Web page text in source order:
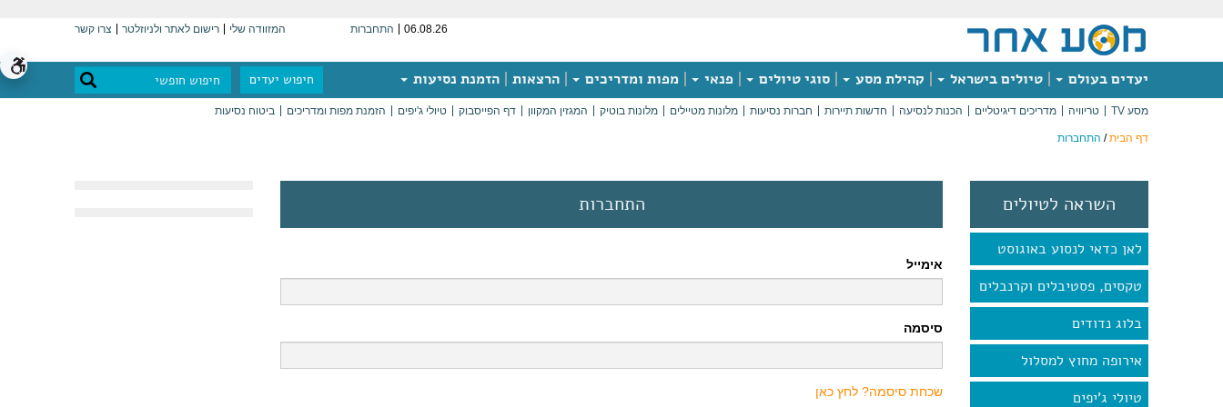
06.08.26 התחברות המזוודה שלי רישום לאתר ולניוזלטר צרו קשר
יעדים בעולם טיולים בישראל קהילת מסע סוגי טיולים פנאי מפות ומדריכים הרצאות הזמנת נסיעות חיפוש יעדים
מסע TV טריוויה מדריכים דיגיטליים הכנות לנסיעה חדשות תיירות חברות נסיעות מלונות מטיילים מלונות בוטיק המגזין המקוון דף הפייסבוק טיולי ג'יפים הזמנת מפות ומדריכים ביטוח נסיעות
דף הבית/ התחברות
השראה לטיולים
לאן כדאי לנסוע באוגוסט
טקסים, פסטיבלים וקרנבלים
בלוג נדודים
אירופה מחוץ למסלול
טיולי ג'יפים
התחברות
אימייל
סיסמה
שכחת סיסמה? לחץ כאן